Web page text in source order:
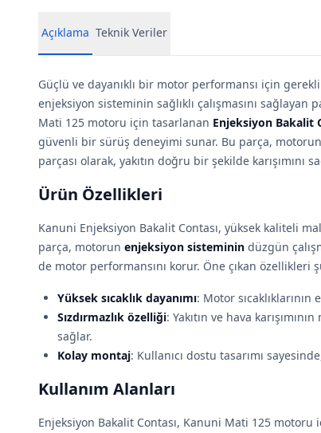
Açıklama Teknik Veriler
Güçlü ve dayanıklı bir motor performansı için
enjeksiyon sisteminin sağlıklı çalışmasını sağlayan
Mati 125 motoru için tasarlanan Enjeksiyon Bakalit
güvenli bir sürüş deneyimi sunar. Bu parça,
parçası olarak, yakıtın doğru bir şekilde karışımını
Ürün Özellikleri
Kanuni Enjeksiyon Bakalit Contası, yüksek kaliteli
parça, motorun enjeksiyon sisteminin düzgün
de motor performansını korur. Öne çıkan özellikleri
Yüksek sıcaklık dayanımı: Motor
Sızdırmazlık özelliği: Yakıtın ve hava
sağlar.
Kolay montaj: Kullanıcı dostu tasarımı
Kullanım Alanları
Enjeksiyon Bakalit Contası, Kanuni Mati 125